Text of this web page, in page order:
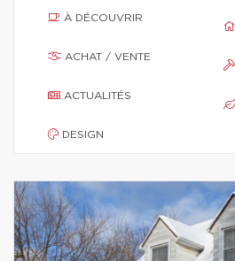
À DÉCOUVRIR
ACHAT / VENTE
ACTUALITÉS
DESIGN